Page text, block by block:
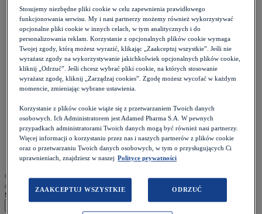
Oczy
Onkologia
Otolaryngologia
Płuca i oskrzela
Przewód pokarmowy
Reumatologia
Serce i naczynia
Skóra i paznokcie
Stomatologia
Diety
Kalkulatory
Zdrowie psychiczne
Ból i stan zapalny
Życie intymne
szukaj
Stosujemy niezbędne pliki cookie w celu zapewnienia prawidłowego
funkcjonowania serwisu. My i nasi partnerzy możemy również wykorzystywać
opcjonalne pliki cookie w innych celach, w tym analitycznych i do
personalizowania reklam. Korzystanie z opcjonalnych plików cookie wymaga
Twojej zgody, którą możesz wyrazić, klikając „Zaakceptuj wszystkie”. Jeśli nie
wyrażasz zgody na wykorzystywanie jakichkolwiek opcjonalnych plików cookie,
kliknij „Odrzuć”. Jeśli chcesz wybrać pliki cookie, na których stosowanie
wyrażasz zgodę, kliknij „Zarządzaj cookies”. Zgodę możesz wycofać w każdym
momencie, zmieniając wybrane ustawienia.
Korzystanie z plików cookie wiąże się z przetwarzaniem Twoich danych
osobowych. Ich Administratorem jest Adamed Pharma S.A. W pewnych
przypadkach administratorami Twoich danych mogą być również nasi partnerzy.
Więcej informacji o korzystaniu przez nas i naszych partnerów z plików cookie
oraz o przetwarzaniu Twoich danych osobowych, w tym o przysługujących Ci
uprawnieniach, znajdziesz w naszej Polityce prywatności
ZAAKCEPTUJ WSZYSTKIE ODRZUĆ